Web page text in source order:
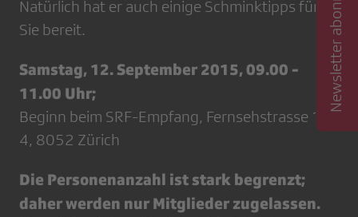
Natürlich hat er auch einige Schminktipps für
Sie bereit.
Samstag, 12. September 2015, 09.00 -
11.00 Uhr;
Beginn beim SRF-Empfang, Fernsehstrasse 1-
4, 8052 Zürich
Die Personenanzahl ist stark begrenzt;
daher werden nur Mitglieder zugelassen.
Newsletter abonnieren